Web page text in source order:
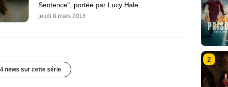
Sentence", portée par Lucy Hale…
jeudi 8 mars 2018
news sur cette série
2